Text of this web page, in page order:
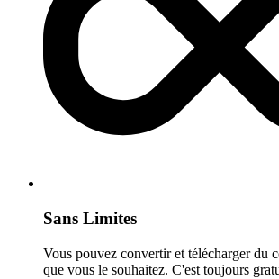
Sans Limites
Vous pouvez convertir et télécharger du
que vous le souhaitez. C'est toujours